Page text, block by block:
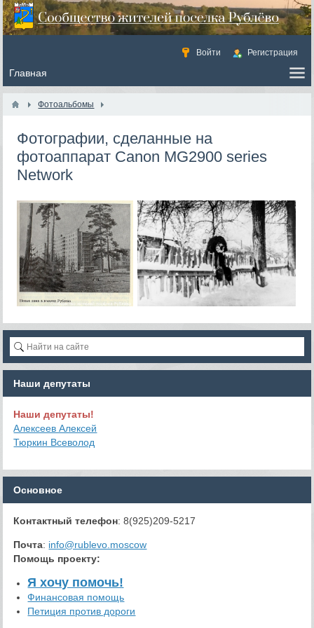
Войти Регистрация
Фотоальбомы
Фотографии, сделанные на
фотоаппарат Canon MG2900 series
Network
Наши депутаты
Наши депутаты!
Алексеев Алексей
Тюркин Всеволод
Основное
Контактный телефон: 8(925)209-5217
Почта: info@rublevo.moscow
Помощь проекту:
Я хочу помочь!
Финансовая помощь
Петиция против дороги